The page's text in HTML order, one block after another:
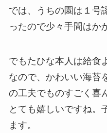
では、うちの園は１号
ったので少々手間はか
でもたひな本人は給食
なので、かわいい海苔
の工夫でものすごく喜
とても嬉しいですね。
ます。